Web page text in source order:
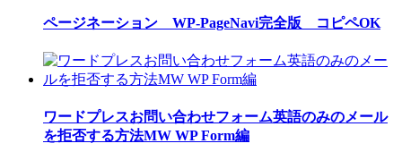
ページネーション WP-PageNavi完全版 コピペOK
ワードプレスお問い合わせフォーム英語のみのメール
を拒否する方法MW WP Form編